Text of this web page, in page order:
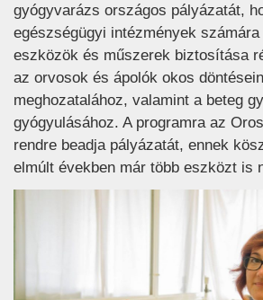
gyógyvarázs országos pályázatát,
egészségügyi intézmények
eszközök és műszerek biztosítása
az orvosok és ápolók okos
meghozatalához, valamint a beteg
gyógyulásához. A programra az
rendre beadja pályázatát, ennek
elmúlt években már több eszközt is